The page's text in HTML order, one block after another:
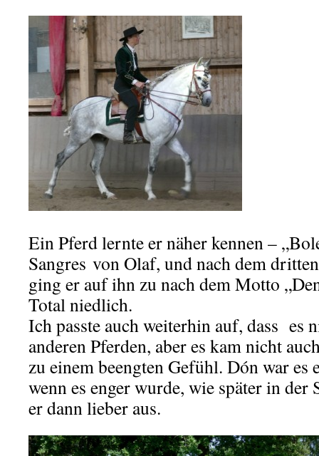
Ein Pferd lernte er näher kennen –
Sangres von Olaf, und nach dem
ging er auf ihn zu nach dem Motto
Total niedlich.
Ich passte auch weiterhin auf, dass es
anderen Pferden, aber es kam nicht
zu einem beengten Gefühl. Dón war es
wenn es enger wurde, wie später in der
er dann lieber aus.